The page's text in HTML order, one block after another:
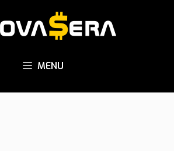
MENU